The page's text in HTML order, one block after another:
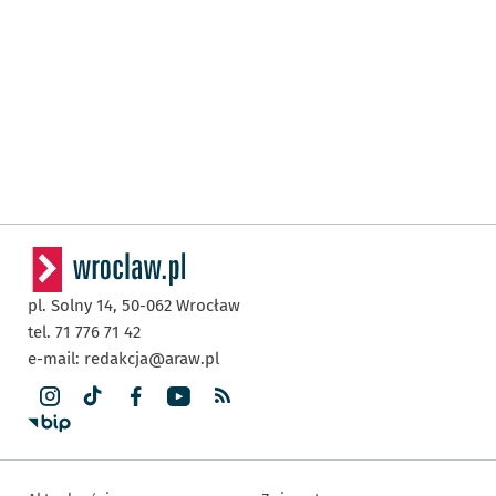
pl. Solny 14, 50-062 Wrocław
tel. 71 776 71 42
e-mail: redakcja@araw.pl